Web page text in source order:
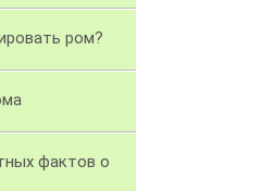
ром?
фактов о